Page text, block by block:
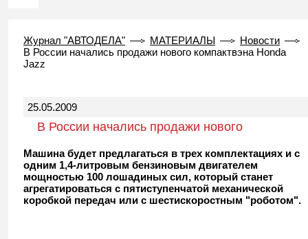
Журнал "АВТОДЕЛА" МАТЕРИАЛЫ
Новости
В России начались продажи нового компактвэна Honda
Jazz
25.05.2009
В России начались продажи нового
компактвэна Honda Jazz
Машина будет предлагаться в трех комплектациях и с
одним 1,4-литровым бензиновым двигателем
мощностью 100 лошадиных сил, который станет
агрегатироваться с пятиступенчатой механической
коробкой передач или с шестискоростным "роботом".